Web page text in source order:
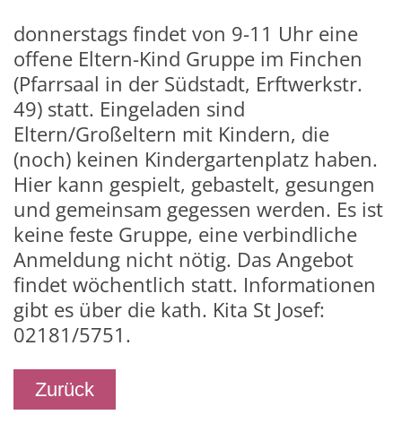
donnerstags findet von 9-11 Uhr eine
offene Eltern-Kind Gruppe im Finchen
(Pfarrsaal in der Südstadt, Erftwerkstr.
49) statt. Eingeladen sind
Eltern/Großeltern mit Kindern, die
(noch) keinen Kindergartenplatz haben.
Hier kann gespielt, gebastelt, gesungen
und gemeinsam gegessen werden. Es ist
keine feste Gruppe, eine verbindliche
Anmeldung nicht nötig. Das Angebot
findet wöchentlich statt. Informationen
gibt es über die kath. Kita St Josef:
02181/5751.
Zurück